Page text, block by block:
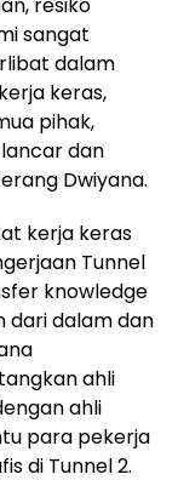
sangat
dalam
keras,
pihak,
dan
Dwiyana.
kerja keras
Tunnel
knowledge
dari dalam dan
ahli
ahli
para pekerja
di Tunnel 2.